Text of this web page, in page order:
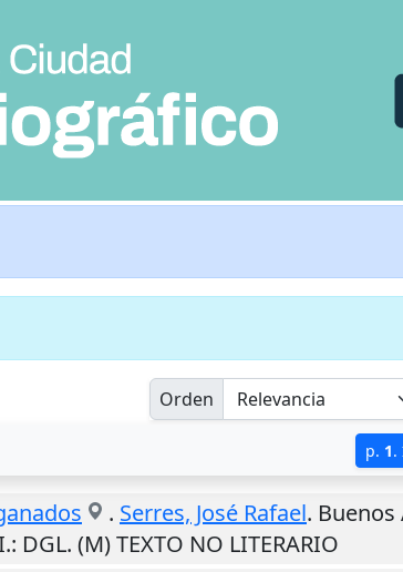
Orden
p. 1.
. Serres, José Rafael. Buenos
: DGL. (M) TEXTO NO LITERARIO